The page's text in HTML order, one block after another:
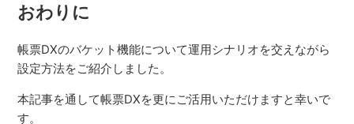
おわりに
帳票DXのバケット機能について運用シナリオを交えながら
設定方法をご紹介しました。
本記事を通して帳票DXを更にご活用いただけますと幸いで
す。